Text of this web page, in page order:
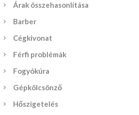
Árak összehasonlítása
Barber
Cégkivonat
Férfi problémák
Fogyókúra
Gépkölcsönző
Hőszigetelés